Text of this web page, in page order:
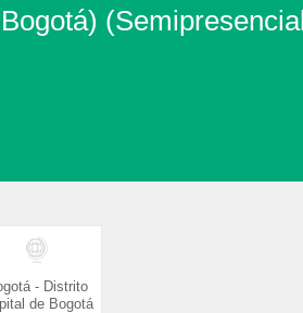
- Distrito
de Bogotá